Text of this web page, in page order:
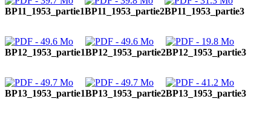
BP11_1953_partie1BP11_1953_partie2BP11_1953_partie3
BP12_1953_partie1BP12_1953_partie2BP12_1953_partie3
BP13_1953_partie1BP13_1953_partie2BP13_1953_partie3